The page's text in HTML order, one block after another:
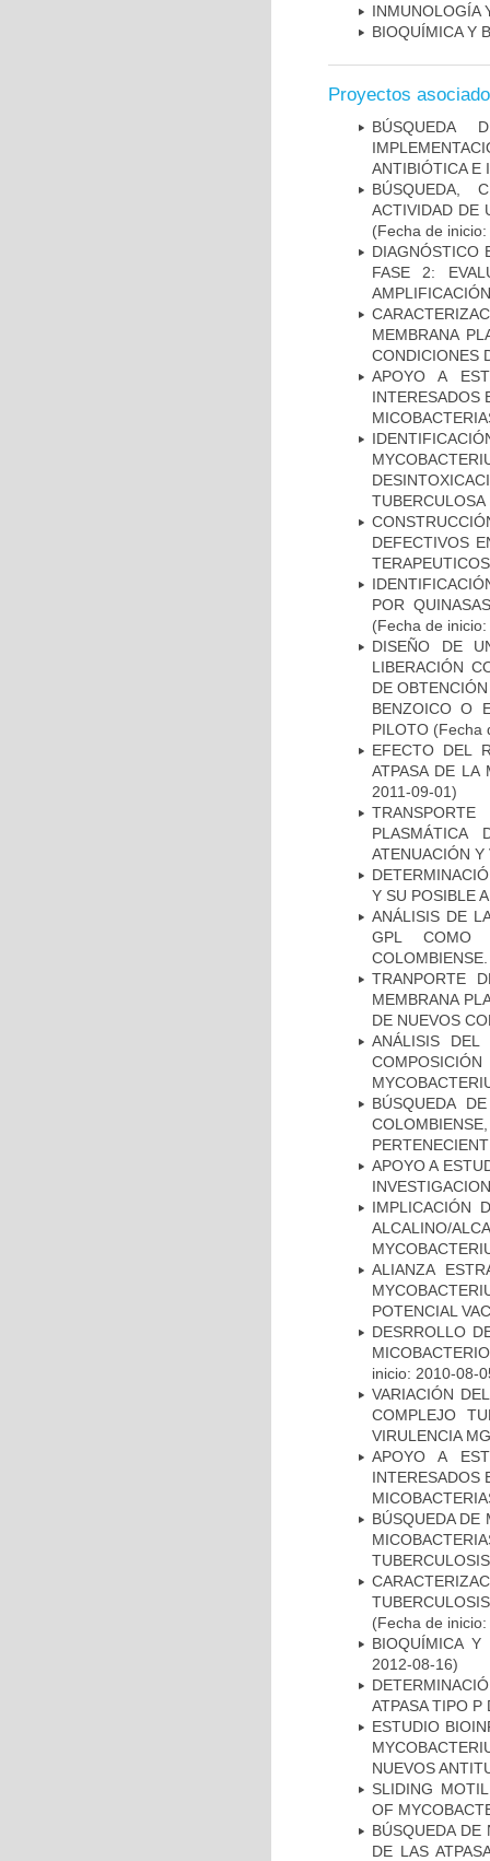
INMUNOLOGÍA
BIOQUÍMICA Y
Proyectos
BÚSQUEDA
ANTIBIÓTICA E
BÚSQUEDA,
ACTIVIDAD DE
(Fecha de
DIAGNÓSTICO
FASE 2:
MEMBRANA
CONDICIONES
APOYO A
INTERESADOS
TUBERCULOSA
DEFECTIVOS
POR
(Fecha de
DISEÑO DE
LIBERACIÓN
DE
BENZOICO O
PILOTO (Fecha
EFECTO DEL
ATPASA DE LA
2011-09-01)
PLASMÁTICA
ATENUACIÓN Y
Y SU POSIBLE
ANÁLISIS DE
GPL COMO
COLOMBIENSE.
TRANPORTE
MEMBRANA
DE NUEVOS
ANÁLISIS DEL
BÚSQUEDA
APOYO A
IMPLICACIÓN
ALCALINO/
ALIANZA
POTENCIAL
DESRROLLO
inicio: 2010-08-
VARIACIÓN
COMPLEJO
VIRULENCIA
APOYO A
INTERESADOS
BÚSQUEDA DE
(Fecha de
BIOQUÍMICA Y
2012-08-16)
ATPASA TIPO
ESTUDIO
NUEVOS
SLIDING
OF
BÚSQUEDA DE
DE LAS